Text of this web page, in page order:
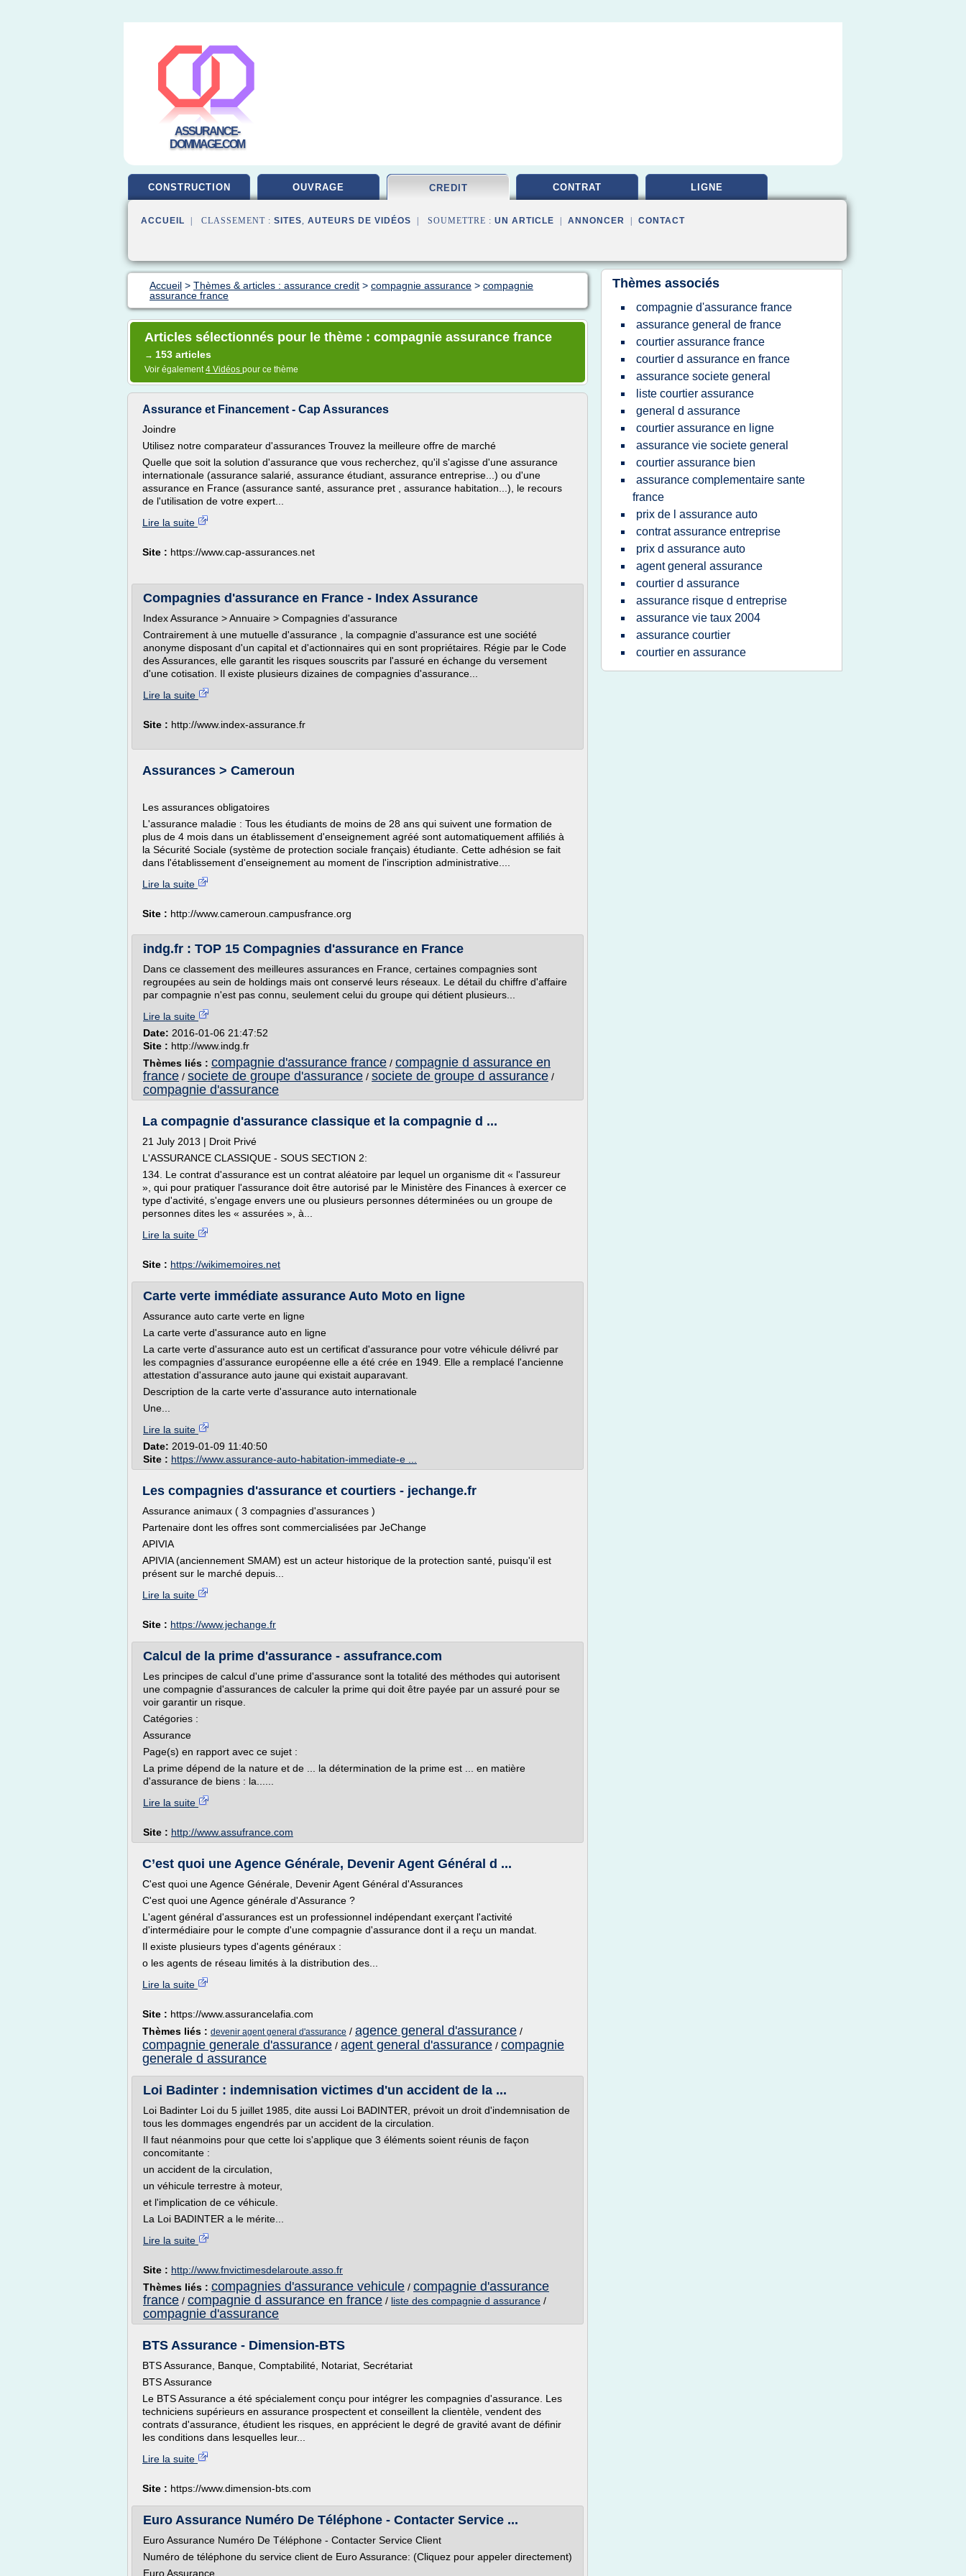
ASSURANCE-
DOMMAGE.COM
CONSTRUCTION OUVRAGE CREDIT CONTRAT LIGNE
ACCUEIL | CLASSEMENT : SITES, AUTEURS DE VIDÉOS | SOUMETTRE : UN ARTICLE ANNONCER CONTACT
Accueil > Thèmes & articles : assurance credit > compagnie assurance > compagnie
assurance france
Articles sélectionnés pour le thème : compagnie assurance france
→ 153 articles
Voir également4 Vidéos pour ce thème
Assurance et Financement - Cap Assurances
Joindre
Utilisez notre comparateur d'assurances Trouvez la meilleure offre de marché
Quelle que soit la solution d'assurance que vous recherchez, qu'il s'agisse d'une assurance
internationale (assurance salarié, assurance étudiant, assurance entreprise...) ou d'une
assurance en France (assurance santé, assurance pret , assurance habitation...), le recours
de l'utilisation de votre expert...
Lire la suite
Site : https://www.cap-assurances.net
Compagnies d'assurance en France - Index Assurance
Index Assurance > Annuaire > Compagnies d'assurance
Contrairement à une mutuelle d'assurance , la compagnie d'assurance est une société
anonyme disposant d'un capital et d'actionnaires qui en sont propriétaires. Régie par le Code
des Assurances, elle garantit les risques souscrits par l'assuré en échange du versement
d'une cotisation. Il existe plusieurs dizaines de compagnies d'assurance...
Lire la suite
Site : http://www.index-assurance.fr
Assurances > Cameroun
Les assurances obligatoires
L'assurance maladie : Tous les étudiants de moins de 28 ans qui suivent une formation de
plus de 4 mois dans un établissement d'enseignement agréé sont automatiquement affiliés à
la Sécurité Sociale (système de protection sociale français) étudiante. Cette adhésion se fait
dans l'établissement d'enseignement au moment de l'inscription administrative....
Lire la suite
Site : http://www.cameroun.campusfrance.org
indg.fr : TOP 15 Compagnies d'assurance en France
Dans ce classement des meilleures assurances en France, certaines compagnies sont
regroupées au sein de holdings mais ont conservé leurs réseaux. Le détail du chiffre d'affaire
par compagnie n'est pas connu, seulement celui du groupe qui détient plusieurs...
Lire la suite
Date: 2016-01-06 21:47:52
Site : http://www.indg.fr
Thèmes liés : compagnie d'assurance france / compagnie d assurance en
france / societe de groupe d'assurance / societe de groupe d assurance /
compagnie d'assurance
La compagnie d'assurance classique et la compagnie d ...
21 July 2013 | Droit Privé
L'ASSURANCE CLASSIQUE - SOUS SECTION 2:
134. Le contrat d'assurance est un contrat aléatoire par lequel un organisme dit « l'assureur
», qui pour pratiquer l'assurance doit être autorisé par le Ministère des Finances à exercer ce
type d'activité, s'engage envers une ou plusieurs personnes déterminées ou un groupe de
personnes dites les « assurées », à...
Lire la suite
Site : https://wikimemoires.net
Carte verte immédiate assurance Auto Moto en ligne
Assurance auto carte verte en ligne
La carte verte d'assurance auto en ligne
La carte verte d'assurance auto est un certificat d'assurance pour votre véhicule délivré par
les compagnies d'assurance européenne elle a été crée en 1949. Elle a remplacé l'ancienne
attestation d'assurance auto jaune qui existait auparavant.
Description de la carte verte d'assurance auto internationale
Une...
Lire la suite
Date: 2019-01-09 11:40:50
Site : https://www.assurance-auto-habitation-immediate-e ...
Les compagnies d'assurance et courtiers - jechange.fr
Assurance animaux ( 3 compagnies d'assurances )
Partenaire dont les offres sont commercialisées par JeChange
APIVIA
APIVIA (anciennement SMAM) est un acteur historique de la protection santé, puisqu'il est
présent sur le marché depuis...
Lire la suite
Site : https://www.jechange.fr
Calcul de la prime d'assurance - assufrance.com
Les principes de calcul d'une prime d'assurance sont la totalité des méthodes qui autorisent
une compagnie d'assurances de calculer la prime qui doit être payée par un assuré pour se
voir garantir un risque.
Catégories :
Assurance
Page(s) en rapport avec ce sujet :
La prime dépend de la nature et de ... la détermination de la prime est ... en matière
d'assurance de biens : la......
Lire la suite
Site : http://www.assufrance.com
C’est quoi une Agence Générale, Devenir Agent Général d ...
C'est quoi une Agence Générale, Devenir Agent Général d'Assurances
C'est quoi une Agence générale d'Assurance ?
L'agent général d'assurances est un professionnel indépendant exerçant l'activité
d'intermédiaire pour le compte d'une compagnie d'assurance dont il a reçu un mandat.
Il existe plusieurs types d'agents généraux :
o les agents de réseau limités à la distribution des...
Lire la suite
Site : https://www.assurancelafia.com
Thèmes liés : devenir agent general d'assurance / agence general d'assurance /
compagnie generale d'assurance / agent general d'assurance / compagnie
generale d assurance
Loi Badinter : indemnisation victimes d'un accident de la ...
Loi Badinter Loi du 5 juillet 1985, dite aussi Loi BADINTER, prévoit un droit d'indemnisation de
tous les dommages engendrés par un accident de la circulation.
Il faut néanmoins pour que cette loi s'applique que 3 éléments soient réunis de façon
concomitante :
un accident de la circulation,
un véhicule terrestre à moteur,
et l'implication de ce véhicule.
La Loi BADINTER a le mérite...
Lire la suite
Site : http://www.fnvictimesdelaroute.asso.fr
Thèmes liés : compagnies d'assurance vehicule / compagnie d'assurance
france / compagnie d assurance en france / liste des compagnie d assurance /
compagnie d'assurance
BTS Assurance - Dimension-BTS
BTS Assurance, Banque, Comptabilité, Notariat, Secrétariat
BTS Assurance
Le BTS Assurance a été spécialement conçu pour intégrer les compagnies d'assurance. Les
techniciens supérieurs en assurance prospectent et conseillent la clientèle, vendent des
contrats d'assurance, étudient les risques, en apprécient le degré de gravité avant de définir
les conditions dans lesquelles leur...
Lire la suite
Site : https://www.dimension-bts.com
Euro Assurance Numéro De Téléphone - Contacter Service ...
Euro Assurance Numéro De Téléphone - Contacter Service Client
Numéro de téléphone du service client de Euro Assurance: (Cliquez pour appeler directement)
Euro Assurance
Thèmes associés
compagnie d'assurance france
assurance general de france
courtier assurance france
courtier d assurance en france
assurance societe general
liste courtier assurance
general d assurance
courtier assurance en ligne
assurance vie societe general
courtier assurance bien
assurance complementaire sante
france
prix de l assurance auto
contrat assurance entreprise
prix d assurance auto
agent general assurance
courtier d assurance
assurance risque d entreprise
assurance vie taux 2004
assurance courtier
courtier en assurance